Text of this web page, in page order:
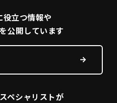
役立つ情報や
公開しています
スペシャリストが